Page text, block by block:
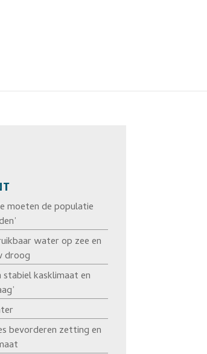
moeten de populatie
water op zee en
droog
stabiel kasklimaat en
bevorderen zetting en